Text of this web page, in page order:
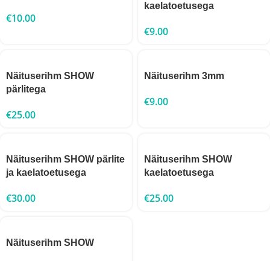
€10.00
kaelatoetusega
€9.00
Näituserihm SHOW
pärlitega
€25.00
Näituserihm 3mm
€9.00
Näituserihm SHOW pärlite
ja kaelatoetusega
€30.00
Näituserihm SHOW
kaelatoetusega
€25.00
Näituserihm SHOW